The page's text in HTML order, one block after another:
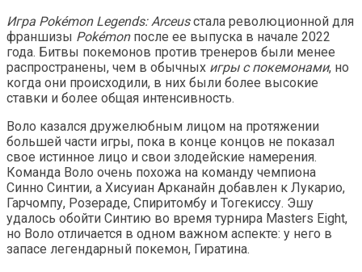
Игра Pokémon Legends: Arceusстала революционной для
франшизы Pokémonпосле ее выпуска в начале 2022
года. Битвы покемонов против тренеров были менее
распространены, чем в обычных игры с покемонами, но
когда они происходили, в них были более высокие
ставки и более общая интенсивность.
Воло казался дружелюбным лицом на протяжении
большей части игры, пока в конце концов не показал
свое истинное лицо и свои злодейские намерения.
Команда Воло очень похожа на команду чемпиона
Синно Синтии, а Хисуиан Арканайн добавлен к Лукарио,
Гарчомпу, Розераде, Спиритомбу и Тогекиссу. Эшу
удалось обойти Синтию во время турнира Masters Eight,
но Воло отличается в одном важном аспекте: у него в
запасе легендарный покемон, Гиратина.